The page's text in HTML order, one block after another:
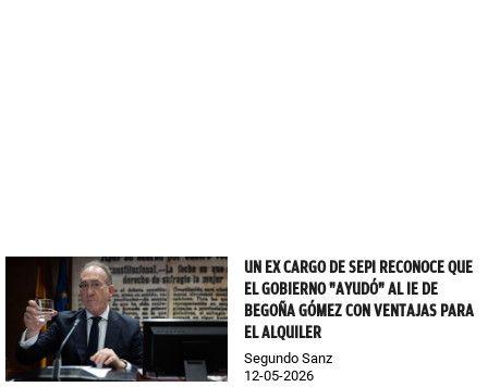
UN EX CARGO DE SEPI RECONOCE QUE
EL GOBIERNO "AYUDÓ" AL IE DE
BEGOÑA GÓMEZ CON VENTAJAS PARA
EL ALQUILER
Segundo Sanz
12-05-2026